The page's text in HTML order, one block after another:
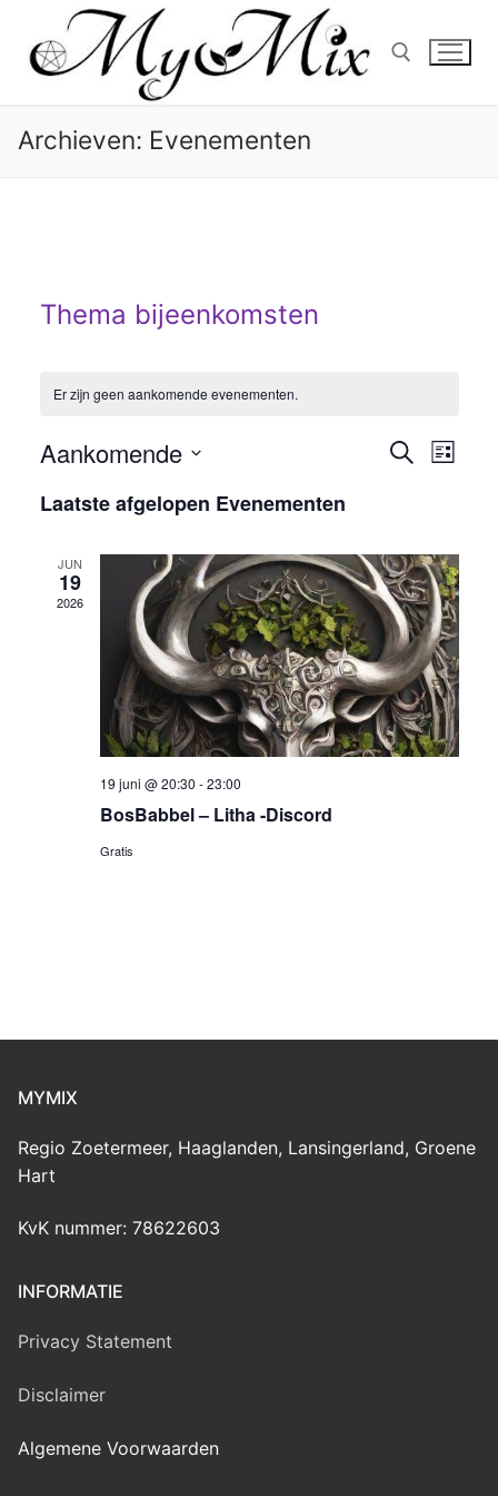
naar
Zoeken naar:
Archieven: Evenementen
Thema bijeenkomsten
Er zijn geen aankomende evenementen.
Zoeken
Lijst
Aankomende
een
Laatste afgelopen Evenementen
JUN
19
2026
19 juni @ 20:30 -23:00
BosBabbel – Litha -Discord
Gratis
MYMIX
Regio Zoetermeer, Haaglanden, Lansingerland, Groene
Hart
KvK nummer: 78622603
INFORMATIE
Privacy Statement
Disclaimer
Algemene Voorwaarden